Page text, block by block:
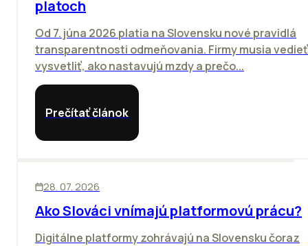
platoch
Od 7. júna 2026 platia na Slovensku nové pravidlá
transparentnosti odmeňovania. Firmy musia vedieť
vysvetliť, ako nastavujú mzdy a prečo...
Prečítať článok
28. 07. 2026
Ako Slováci vnímajú platformovú prácu?
Digitálne platformy zohrávajú na Slovensku čoraz